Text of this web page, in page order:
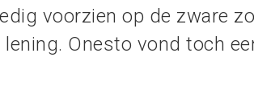
voorzien op de zware
lening. Onesto vond toch